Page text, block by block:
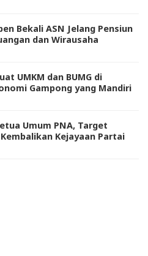
Bekali ASN Jelang Pensiun
dan Wirausaha
UMKM dan BUMG di
Gampong yang Mandiri
Umum PNA, Target
Kejayaan Partai